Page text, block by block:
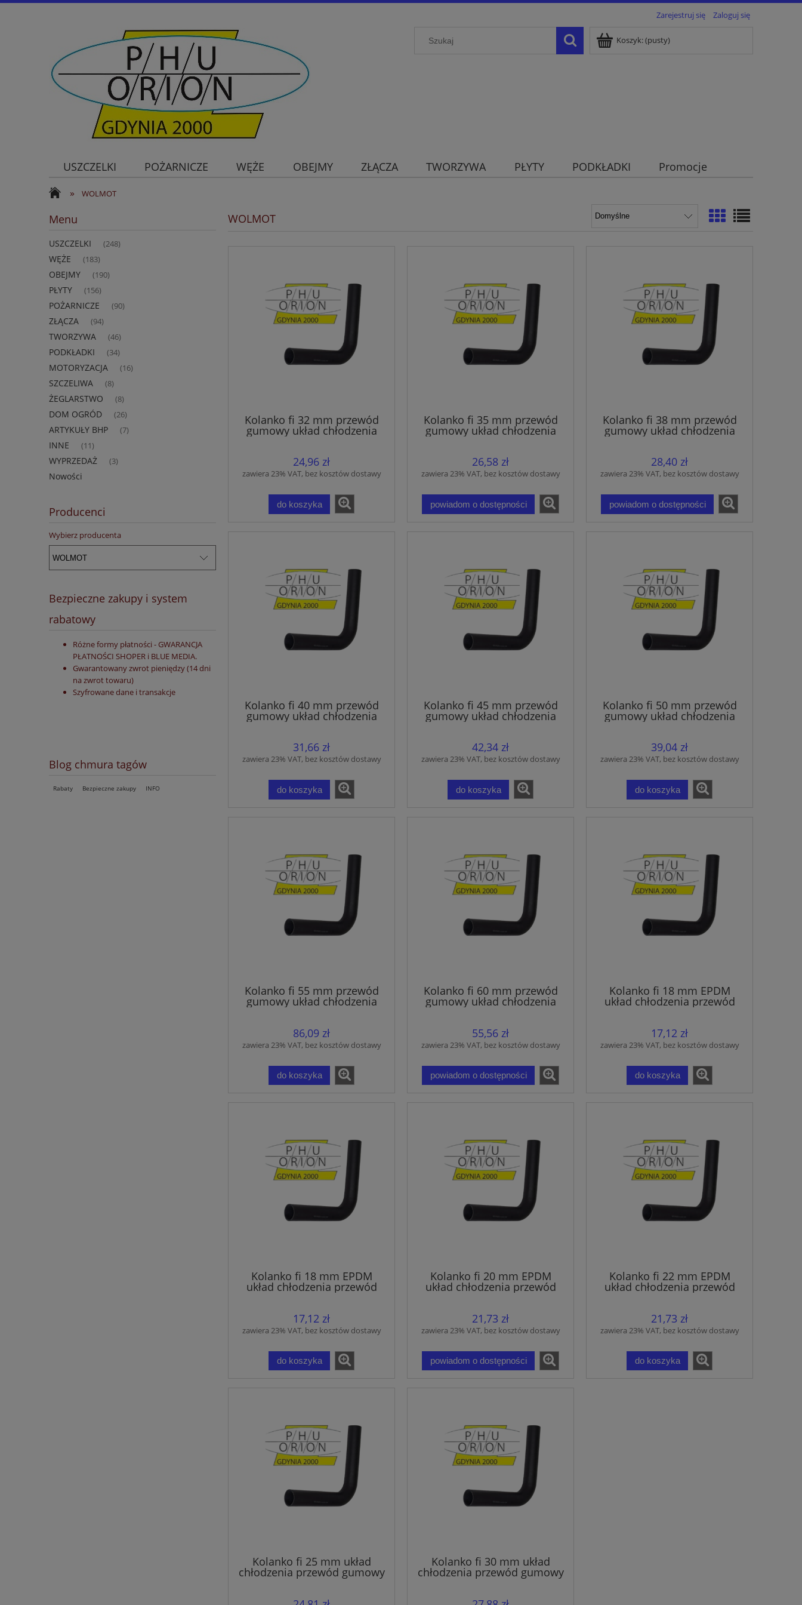
Zarejestruj się Zaloguj się
Koszyk:(pusty)
USZCZELKI POŻARNICZE WĘŻE OBEJMY ZŁĄCZA TWORZYWA PŁYTY PODKŁADKI Promocje
» WOLMOT
Menu
USZCZELKI (248)
WĘŻE (183)
OBEJMY (190)
PŁYTY (156)
POŻARNICZE (90)
ZŁĄCZA (94)
TWORZYWA (46)
PODKŁADKI (34)
MOTORYZACJA (16)
SZCZELIWA (8)
ŻEGLARSTWO (8)
DOM OGRÓD (26)
ARTYKUŁY BHP (7)
INNE (11)
WYPRZEDAŻ (3)
Nowości
Producenci
Wybierz producenta
Bezpieczne zakupy i system
rabatowy
Różne formy płatności - GWARANCJA
PŁATNOŚCI SHOPER i BLUE MEDIA.
Gwarantowany zwrot pieniędzy (14 dni
na zwrot towaru)
Szyfrowane dane i transakcje
Blog chmura tagów
Rabaty Bezpieczne zakupy INFO
WOLMOT
Kolanko fi 32 mm przewód
gumowy układ chłodzenia
wąż EPDM
24,96 zł
zawiera 23% VAT, bez kosztów dostawy
do koszyka
Kolanko fi 35 mm przewód
gumowy układ chłodzenia
wąż EPDM
26,58 zł
zawiera 23% VAT, bez kosztów dostawy
powiadom o dostępności
Kolanko fi 38 mm przewód
gumowy układ chłodzenia
wąż EPDM
28,40 zł
zawiera 23% VAT, bez kosztów dostawy
powiadom o dostępności
Kolanko fi 40 mm przewód
gumowy układ chłodzenia
wąż EPDM
31,66 zł
zawiera 23% VAT, bez kosztów dostawy
do koszyka
Kolanko fi 45 mm przewód
gumowy układ chłodzenia
wąż EPDM
42,34 zł
zawiera 23% VAT, bez kosztów dostawy
do koszyka
Kolanko fi 50 mm przewód
gumowy układ chłodzenia
wąż EPDM
39,04 zł
zawiera 23% VAT, bez kosztów dostawy
do koszyka
Kolanko fi 55 mm przewód
gumowy układ chłodzenia
wąż EPDM
86,09 zł
zawiera 23% VAT, bez kosztów dostawy
do koszyka
Kolanko fi 60 mm przewód
gumowy układ chłodzenia
wąż EPDM
55,56 zł
zawiera 23% VAT, bez kosztów dostawy
powiadom o dostępności
Kolanko fi 18 mm EPDM
układ chłodzenia przewód
gumowy wąż
17,12 zł
zawiera 23% VAT, bez kosztów dostawy
do koszyka
Kolanko fi 18 mm EPDM
układ chłodzenia przewód
gumowy wąż 150x150 mm
17,12 zł
zawiera 23% VAT, bez kosztów dostawy
do koszyka
Kolanko fi 20 mm EPDM
układ chłodzenia przewód
gumowy wą
21,73 zł
zawiera 23% VAT, bez kosztów dostawy
powiadom o dostępności
Kolanko fi 22 mm EPDM
układ chłodzenia przewód
gumowy wąż
21,73 zł
zawiera 23% VAT, bez kosztów dostawy
do koszyka
Kolanko fi 25 mm układ
chłodzenia przewód gumowy
wąż EPDM
Kolanko fi 30 mm układ
chłodzenia przewód gumowy
wąż EPDM